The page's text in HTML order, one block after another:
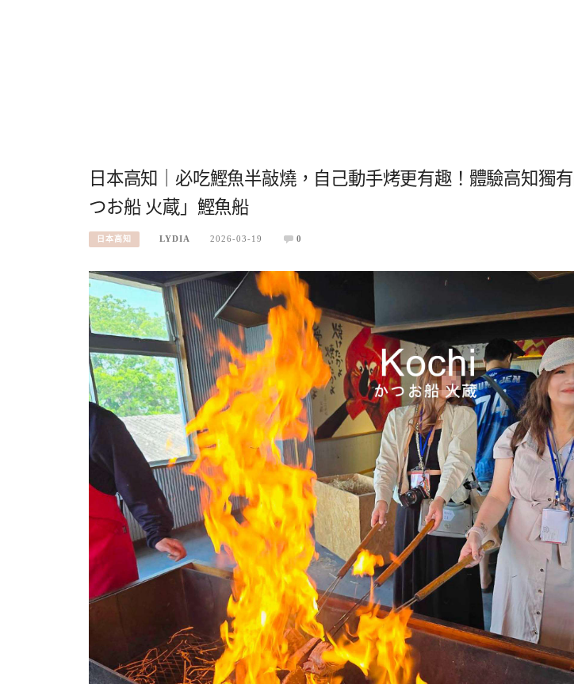
日本高知｜必吃鰹魚半敲燒，自己動手烤更有趣！體驗高知獨
つお船 火蔵」鰹魚船
日本高知 LYDIA 2026-03-19 0